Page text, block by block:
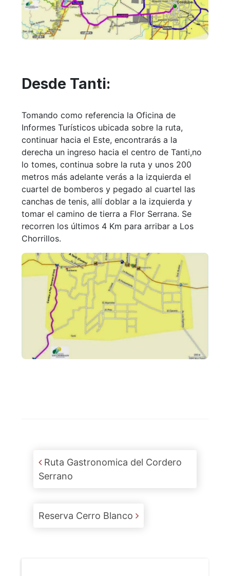
Desde Tanti:
Tomando como referencia la Oficina de
Informes Turísticos ubicada sobre la ruta,
continuar hacia el Este, encontrarás a la
derecha un ingreso hacia el centro de Tanti,no
lo tomes, continua sobre la ruta y unos 200
metros más adelante verás a la izquierda el
cuartel de bomberos y pegado al cuartel las
canchas de tenis, allí doblar a la izquierda y
tomar el camino de tierra a Flor Serrana. Se
recorren los últimos 4 Km para arribar a Los
Chorrillos.
Post navigation
Ruta Gastronomica del Cordero
Serrano
Reserva Cerro Blanco